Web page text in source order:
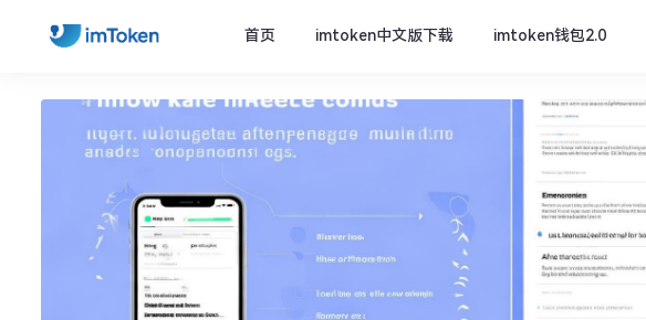
首页 imtoken中文版下载 imtoken钱包2.0